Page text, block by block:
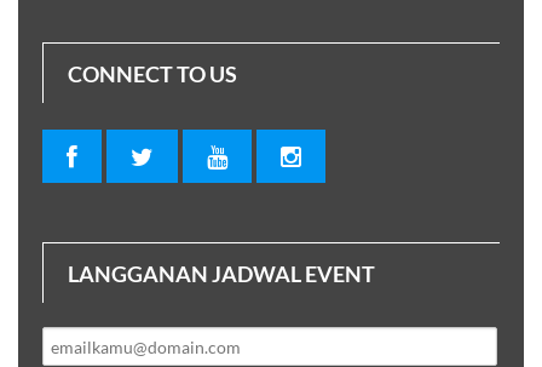
CONNECT TO US
LANGGANAN JADWAL EVENT